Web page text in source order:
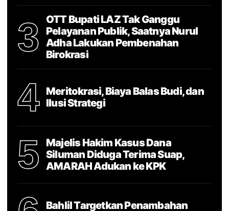
3
OTT Bupati LAZ Tak Ganggu
Pelayanan Publik, Saatnya Nurul
Adha Lakukan Pembenahan
Birokrasi
4
Meritokrasi, Biaya Balas Budi, dan
Ilusi Strategi
5
Majelis Hakim Kasus Dana
Siluman Diduga Terima Suap,
AMARAH Adukan ke KPK
Bahlil Targetkan Penambahan